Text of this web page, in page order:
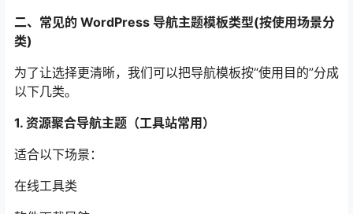
二、常见的 WordPress 导航主题模板类型(按使用场景分
类)
为了让选择更清晰，我们可以把导航模板按“使用目的”分成
以下几类。
1. 资源聚合导航主题（工具站常用）
适合以下场景：
在线工具类